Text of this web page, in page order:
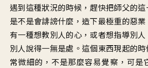
遇到這種狀況的時候 ，趕快把師父的
是不是會誹謗什麼 ，造下最極重的惡業
有一種想教別人的心 ， 或者想指導別人
別人說得一無是處 。 這個東西現起的時
常微細的 ， 不是那麼容易覺察 ， 可是